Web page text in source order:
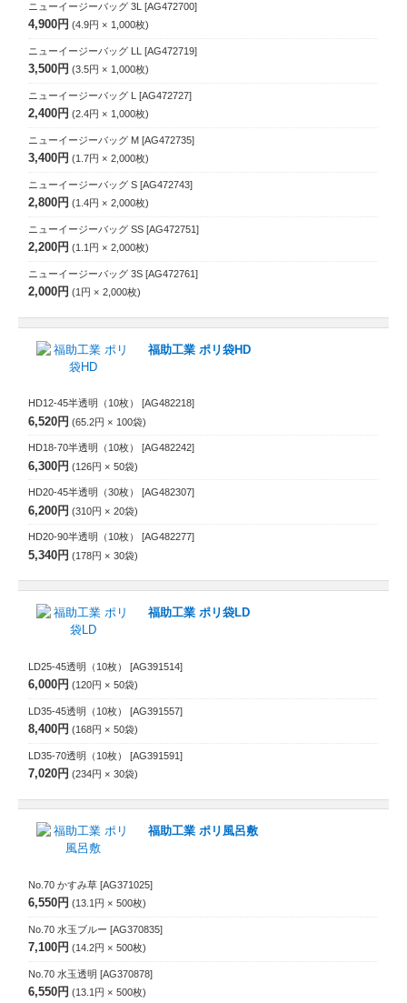
ニューイージーバッグ 3L [AG472700]
4,900円 4.9円 1,000枚
ニューイージーバッグ LL [AG472719]
3,500円 3.5円 1,000枚
ニューイージーバッグ L [AG472727]
2,400円 2.4円 1,000枚
ニューイージーバッグ M [AG472735]
3,400円 1.7円 2,000枚
ニューイージーバッグ S [AG472743]
2,800円 1.4円 2,000枚
ニューイージーバッグ SS [AG472751]
2,200円 1.1円 2,000枚
ニューイージーバッグ 3S [AG472761]
2,000円 1円 2,000枚
福助工業 ポリ袋HD
HD12-45半透明（10枚） [AG482218]
6,520円 65.2円 100袋
HD18-70半透明（10枚） [AG482242]
6,300円 126円 50袋
HD20-45半透明（30枚） [AG482307]
6,200円 310円 20袋
HD20-90半透明（10枚） [AG482277]
5,340円 178円 30袋
福助工業 ポリ袋LD
LD25-45透明（10枚） [AG391514]
6,000円 120円 50袋
LD35-45透明（10枚） [AG391557]
8,400円 168円 50袋
LD35-70透明（10枚） [AG391591]
7,020円 234円 30袋
福助工業 ポリ風呂敷
No.70 かすみ草 [AG371025]
6,550円 13.1円 500枚
No.70 水玉ブルー [AG370835]
7,100円 14.2円 500枚
No.70 水玉透明 [AG370878]
6,550円 13.1円 500枚